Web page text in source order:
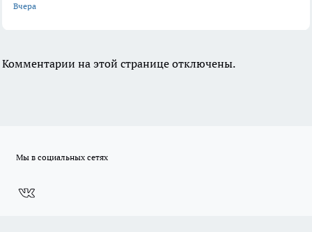
Вчера
Комментарии на этой странице отключены.
Мы в социальных сетях